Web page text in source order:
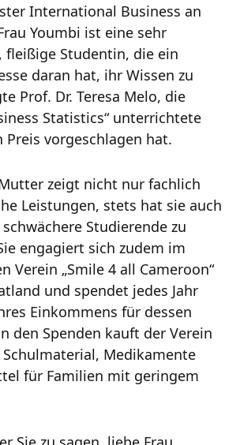
International Business an
Youmbi ist eine sehr
fleißige Studentin, die ein
daran hat, ihr Wissen zu
Prof. Dr. Teresa Melo, die
Statistics“ unterrichtete
Preis vorgeschlagen hat.
zeigt nicht nur fachlich
Leistungen, stets hat sie auch
Studierende zu
engagiert sich zudem im
Verein „Smile 4 all Cameroon“
und spendet jedes Jahr
Einkommens für dessen
den Spenden kauft der Verein
Medikamente
für Familien mit geringem